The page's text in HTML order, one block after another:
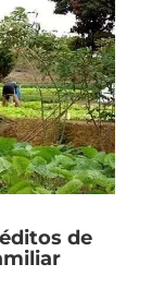
de